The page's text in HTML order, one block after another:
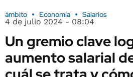
ámbito Economía Salarios
4 de julio 2024 - 08:04
Un gremio clave
aumento salarial